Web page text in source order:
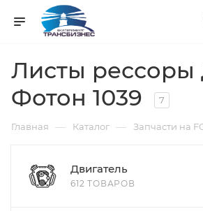
Листы рессоры
Фотон 1039
7
Главная — Каталог — Запчасти на
Двигатель
612 ТОВАРОВ